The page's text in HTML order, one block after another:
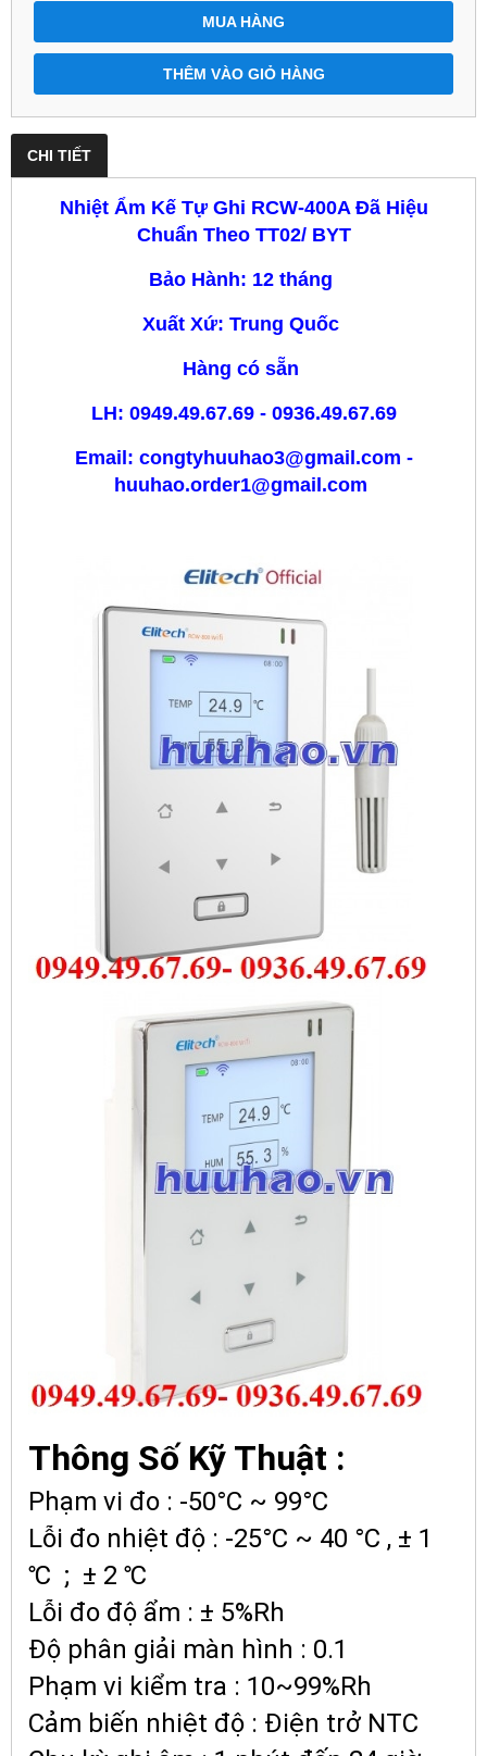
MUA HÀNG
THÊM VÀO GIỎ HÀNG
CHI TIẾT
Nhiệt Ẩm Kế Tự Ghi RCW-400A Đã Hiệu
Chuẩn Theo TT02/ BYT
Bảo Hành: 12 tháng
Xuất Xứ: Trung Quốc
Hàng có sẵn
LH: 0949.49.67.69 - 0936.49.67.69
Email: congtyhuuhao3@gmail.com -
huuhao.order1@gmail.com
Thông Số Kỹ Thuật :
Phạm vi đo : -50°C ~ 99°C
Lỗi đo nhiệt độ : -25°C ~ 40 °C , ± 1
℃ ; ± 2 ℃
Lỗi đo độ ẩm : ± 5%Rh
Độ phân giải màn hình : 0.1
Phạm vi kiểm tra : 10~99%Rh
Cảm biến nhiệt độ : Điện trở NTC